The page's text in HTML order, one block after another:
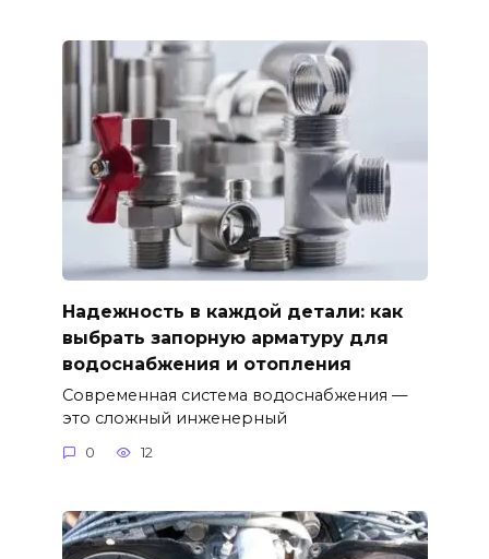
Надежность в каждой детали: как
выбрать запорную арматуру для
водоснабжения и отопления
Современная система водоснабжения —
это сложный инженерный
0 12